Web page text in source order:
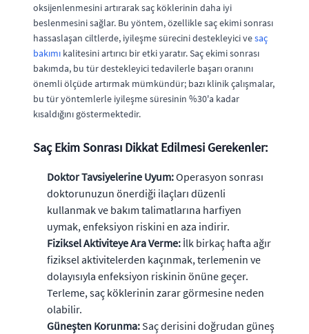
oksijenlenmesini artırarak saç köklerinin daha iyi
beslenmesini sağlar. Bu yöntem, özellikle saç ekimi sonrası
hassaslaşan ciltlerde, iyileşme sürecini destekleyici vesaç
bakımı kalitesini artırıcı bir etki yaratır. Saç ekimi sonrası
bakımda, bu tür destekleyici tedavilerle başarı oranını
önemli ölçüde artırmak mümkündür; bazı klinik çalışmalar,
bu tür yöntemlerle iyileşme süresinin %30'a kadar
kısaldığını göstermektedir.
Saç Ekim Sonrası Dikkat Edilmesi Gerekenler:
Doktor Tavsiyelerine Uyum:Operasyon sonrası
doktorunuzun önerdiği ilaçları düzenli
kullanmak ve bakım talimatlarına harfiyen
uymak, enfeksiyon riskini en aza indirir.
Fiziksel Aktiviteye Ara Verme: İlk birkaç hafta ağır
fiziksel aktivitelerden kaçınmak, terlemenin ve
dolayısıyla enfeksiyon riskinin önüne geçer.
Terleme, saç köklerinin zarar görmesine neden
olabilir.
Güneşten Korunma: Saç derisini doğrudan güneş